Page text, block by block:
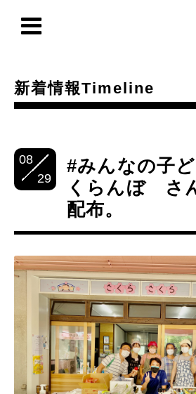
新着情報Timeline
08
29
#みんなの子
くらんぼ さ
配布。